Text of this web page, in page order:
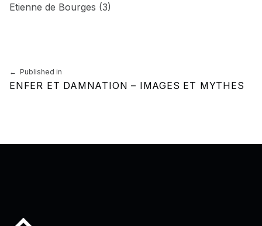
Etienne de Bourges (3)
Navigation de l’article
Published in
ENFER ET DAMNATION – IMAGES ET MYTHES